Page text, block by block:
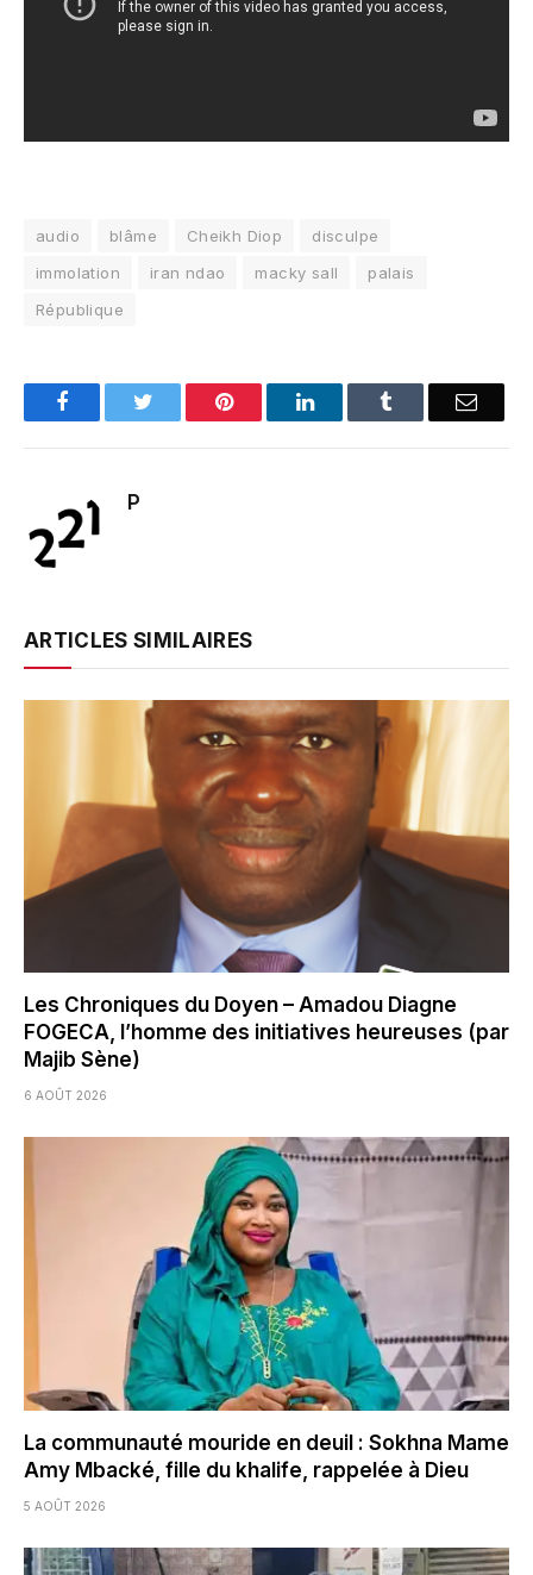
audio blâme Cheikh Diop
disculpe
immolation
iran ndao macky sall
palais
République
FacebookTwitter Pinterest LinkedInTumblr Email
P
ARTICLES SIMILAIRES
Les Chroniques du Doyen – Amadou Diagne
FOGECA, l’homme des initiatives heureuses (par
Majib Sène)
6 AOÛT 2026
La communauté mouride en deuil : Sokhna Mame
Amy Mbacké, fille du khalife, rappelée à Dieu
5 AOÛT 2026